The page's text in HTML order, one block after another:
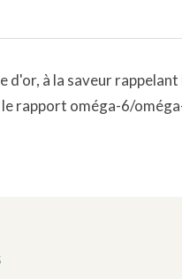
d'or, à la saveur
rapport oméga-6/